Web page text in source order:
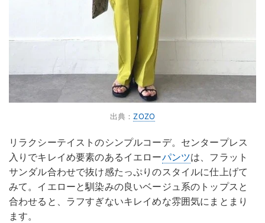
出典：ZOZO
リラクシーテイストのシンプルコーデ。センタープレス
入りでキレイめ要素のあるイエローパンツは、フラット
サンダル合わせで抜け感たっぷりのスタイルに仕上げて
みて。イエローと馴染みの良いベージュ系のトップスと
合わせると、ラフすぎないキレイめな雰囲気にまとまり
ます。